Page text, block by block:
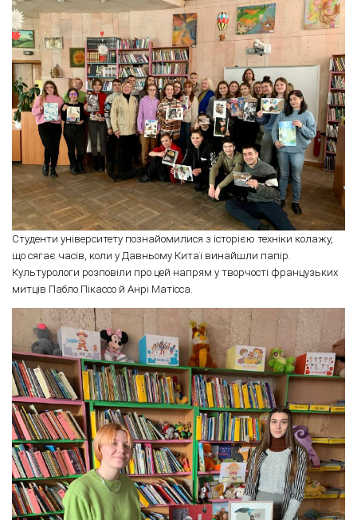
Студенти університету познайомилися з історією техніки колажу,
що сягає часів, коли у Давньому Китаї винайшли папір.
Культурологи розповіли про цей напрям у творчості французьких
митців Пабло Пікассо й Анрі Матісса.